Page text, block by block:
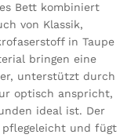
Bett kombiniert
von Klassik,
in Taupe
bringen eine
unterstützt durch
optisch anspricht,
ideal ist. Der
pflegeleicht und fügt